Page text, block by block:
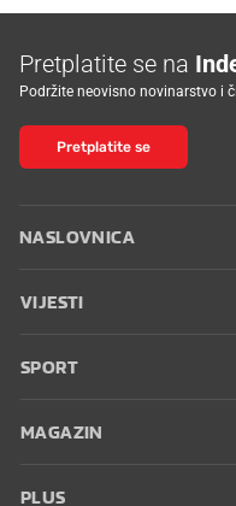
Pretplatite se na
Podržite neovisno novinarstvo i
Pretplatite se
NASLOVNICA
VIJESTI
SPORT
MAGAZIN
PLUS